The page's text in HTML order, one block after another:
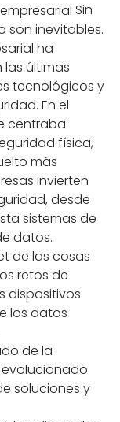
Sin
son inevitables.
ha
últimas
tecnológicos y
En el
centraba
física,
más
invierten
desde
sistemas de
datos.
de las cosas
retos de
dispositivos
los datos
de la
soluciones y